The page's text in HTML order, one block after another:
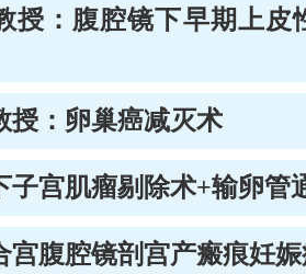
授：腹腔镜下早期上皮
授：卵巢癌减灭术
子宫肌瘤剔除术+输卵管
宫腹腔镜剖宫产瘢痕妊